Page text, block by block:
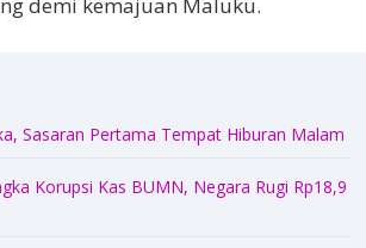
demi kemajuan Maluku.
Sasaran Pertama Tempat Hiburan Malam
Korupsi Kas BUMN, Negara Rugi Rp18,9